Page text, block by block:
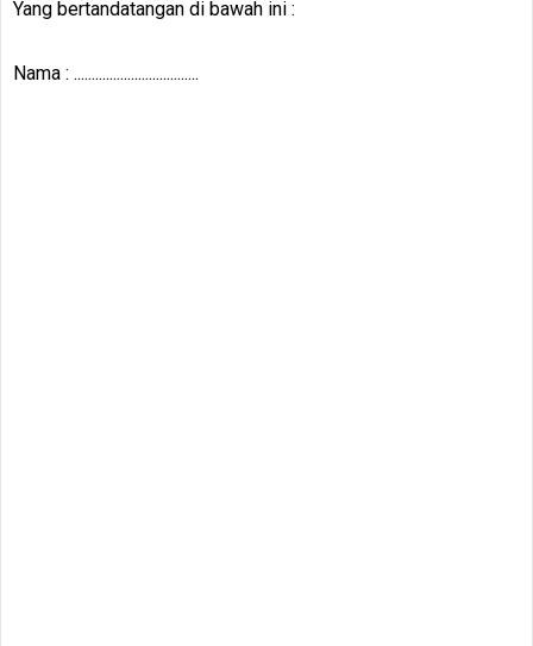
Yang bertandatangan di bawah ini :
Nama : ...................................